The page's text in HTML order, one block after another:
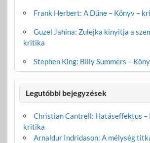
Frank Herbert: A Dűne – Könyv –
Guzel Jahina: Zulejka kinyitja a
kritika
Stephen King: Billy Summers –
Legutóbbi bejegyzések
Christian Cantrell: Hatáseffektus –
kritika
Arnaldur Indridason: A mélység